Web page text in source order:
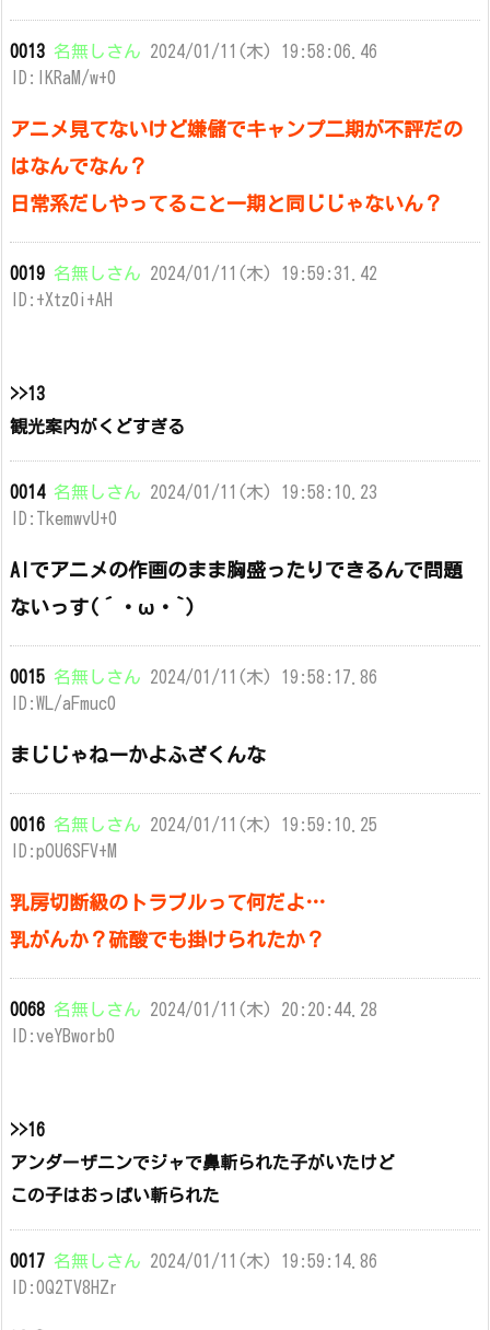
0013 名無しさん 2024/01/11(木) 19:58:06.46
ID:lKRaM/w+0
アニメ見てないけど嫌儲でキャンプ二期が不評だの
はなんでなん？
日常系だしやってること一期と同じじゃないん？
0019 名無しさん 2024/01/11(木) 19:59:31.42
ID:+Xtz0i+AH
>>13
観光案内がくどすぎる
0014 名無しさん 2024/01/11(木) 19:58:10.23
ID:TkemwvU+0
AIでアニメの作画のまま胸盛ったりできるんで問題
ないっす(´・ω・`)
0015 名無しさん 2024/01/11(木) 19:58:17.86
ID:WL/aFmuc0
まじじゃねーかよふざくんな
0016 名無しさん 2024/01/11(木) 19:59:10.25
ID:pOU6SFV+M
乳房切断級のトラブルって何だよ…
乳がんか？硫酸でも掛けられたか？
0068 名無しさん 2024/01/11(木) 20:20:44.28
ID:veYBworb0
>>16
アンダーザニンでジャで鼻斬られた子がいたけど
この子はおっぱい斬られた
0017 名無しさん 2024/01/11(木) 19:59:14.86
ID:0Q2TV8HZr